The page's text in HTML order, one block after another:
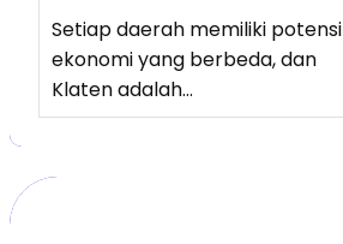
Setiap daerah memiliki potensi
ekonomi yang berbeda, dan
Klaten adalah…